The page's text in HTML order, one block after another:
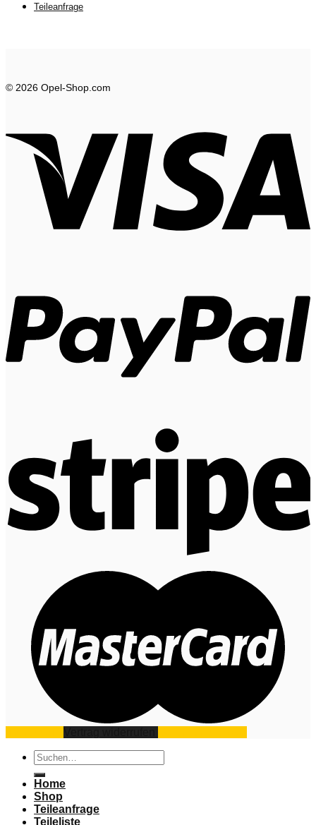
Teileanfrage
© 2026 Opel-Shop.com
Suchen
nach:
Home
Shop
Teileanfrage
Teileliste